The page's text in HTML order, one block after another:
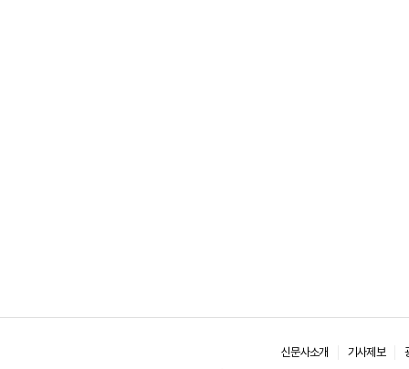
신문사소개 기사제보